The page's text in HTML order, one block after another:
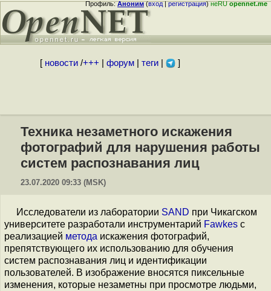
Профиль:Аноним(вход|регистрация)неRUopennet.me
[ новости/+++ форум| теги| ]
Техника незаметного искажения
фотографий для нарушения работы
систем распознавания лиц
23.07.2020 09:33 (MSK)
Исследователи из лаборатории SAND при Чикагском
университете разработали инструментарий Fawkes с
реализацией метода искажения фотографий,
препятствующего их использованию для обучения
систем распознавания лиц и идентификации
пользователей. В изображение вносятся пиксельные
изменения, которые незаметны при просмотре людьми,